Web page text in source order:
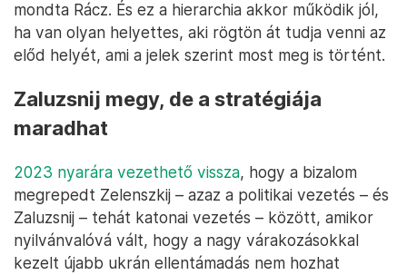
mondta Rácz. És ez a hierarchia akkor működik jól,
ha van olyan helyettes, aki rögtön át tudja venni az
előd helyét, ami a jelek szerint most meg is történt.
Zaluzsnij megy, de a stratégiája
maradhat
2023 nyarára vezethető vissza, hogy a bizalom
megrepedt Zelenszkij – azaz a politikai vezetés – és
Zaluzsnij – tehát katonai vezetés – között, amikor
nyilvánvalóvá vált, hogy a nagy várakozásokkal
kezelt újabb ukrán ellentámadás nem hozhat